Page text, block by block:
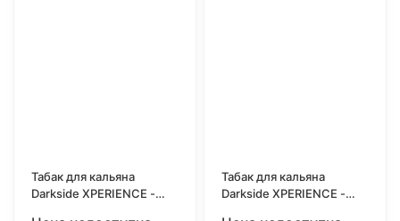
Табак для кальяна
Darkside XPERIENCE -
Табак для кальяна
Darkside XPERIENCE -